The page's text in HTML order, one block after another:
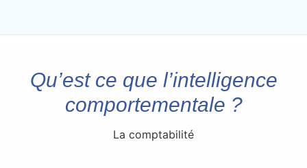
Qu’est ce que l’intelligence
comportementale ?
La comptabilité